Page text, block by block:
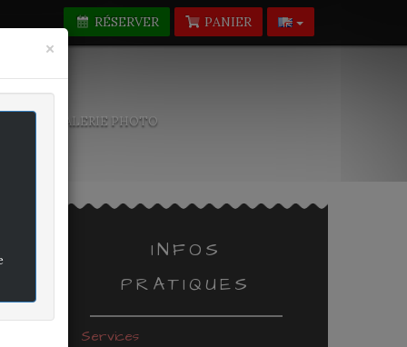
PANIER
RÉSERVER
GALERIE PHOTO
INFOS
PRATIQUES
Services
× Fermer